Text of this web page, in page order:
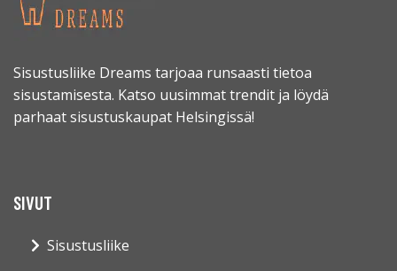
Sisustusliike Dreams tarjoaa runsaasti tietoa
sisustamisesta. Katso uusimmat trendit ja löydä
parhaat sisustuskaupat Helsingissä!
SIVUT
Sisustusliike